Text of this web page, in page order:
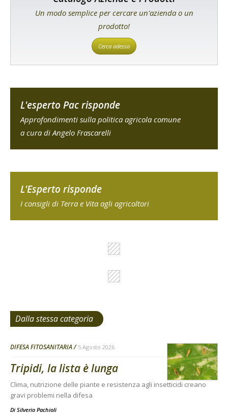
Un modo semplice per cercare un'azienda o un
prodotto!
Cerca adesso
L'esperto Pac risponde
Approfondimenti sulla politica agricola comune
a cura di Angelo Frascarelli
L'Esperto risponde
I consigli di Terra e Vita agli agricoltori
Dalla stessa categoria
DIFESA FITOSANITARIA 5 Agosto 2026
Tripidi, la lista è lunga
Clima, nutrizione delle piante e resistenza agli insetticidi creano
gravi problemi nella difesa
Di Silverio Pachioli